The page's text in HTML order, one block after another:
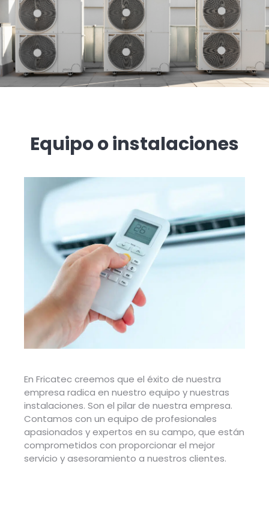
Equipo o instalaciones
En Fricatec creemos que el éxito de nuestra
empresa radica en nuestro equipo y nuestras
instalaciones. Son el pilar de nuestra empresa.
Contamos con un equipo de profesionales
apasionados y expertos en su campo, que están
comprometidos con proporcionar el mejor
servicio y asesoramiento a nuestros clientes.